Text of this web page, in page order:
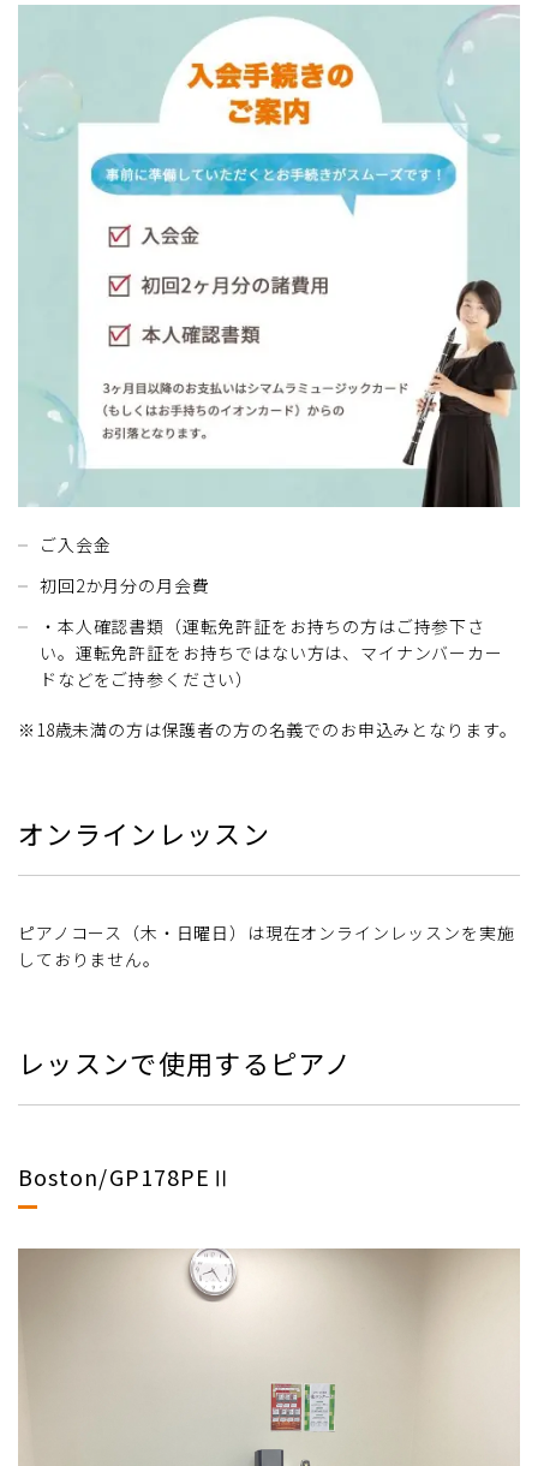
ご入会金
初回2か月分の月会費
・本人確認書類（運転免許証をお持ちの方はご持参下さ
い。運転免許証をお持ちではない方は、マイナンバーカー
ドなどをご持参ください）
※18歳未満の方は保護者の方の名義でのお申込みとなります。
オンラインレッスン
ピアノコース（木・日曜日）は現在オンラインレッスンを実施
しておりません。
レッスンで使用するピアノ
Boston/GP178PEⅡ